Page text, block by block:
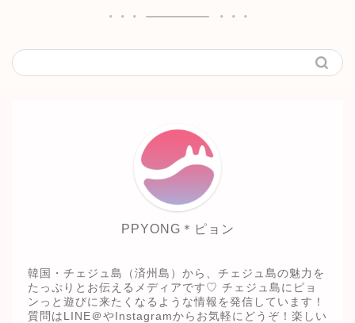
PPYONG＊ピョン
韓国・チェジュ島（済州島）から、チェジュ島の魅力を
たっぷりとお伝えるメディアです♡ チェジュ島にピョ
ンっと遊びに来たくなるような情報を発信しています！
質問はLINE＠やInstagramからお気軽にどうぞ！楽しい